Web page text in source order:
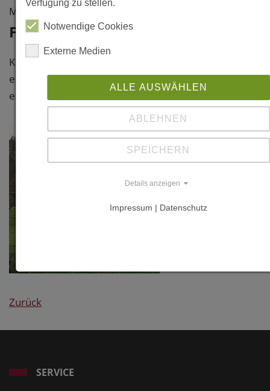
Miltenberg
Fotos
Klicken Sie bitte auf das Foto, um
eine vergrößerte Darstellung zu
erhalten.
Zurück
mit Holz, Nr. 6/
SERVICE
Verfügung zu stellen.
Notwendige Cookies
Externe Medien
ALLE AUSWÄHLEN
ABLEHNEN
SPEICHERN
Details anzeigen
Impressum | Datenschutz